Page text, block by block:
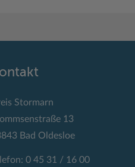
Stormarn
13
Bad Oldesloe
0 45 31 / 16 00